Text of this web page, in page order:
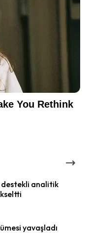
analitik
yavaşladı